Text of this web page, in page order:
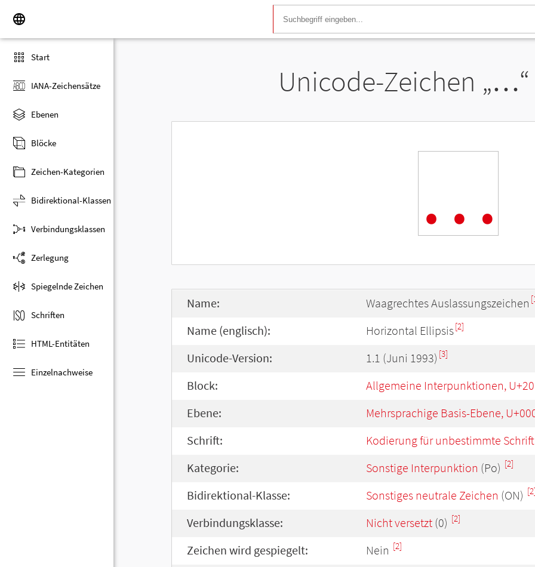
Start
IANA-Zeichensätze
Ebenen
Blöcke
Zeichen-Kategorien
Bidirektional-Klassen
Verbindungsklassen
Zerlegung
Spiegelnde Zeichen
Schriften
HTML-Entitäten
Einzelnachweise
Unicode-Zeichen „…
…
Name: Waagrechtes Auslassungszeichen
Name (englisch): Horizontal Ellipsis[2]
Unicode-Version: 1.1 (Juni 1993) [3]
Block:
Allgemeine Interpunktionen,
Ebene:
Mehrsprachige Basis-Ebene,
Schrift:
Kodierung für unbestimmte Schrift
Kategorie:
Sonstige Interpunktion (Po) [2]
Bidirektional-Klasse: Sonstiges neutrale Zeichen (ON)
Verbindungsklasse: Nicht versetzt (0) [2]
Zeichen wird gespiegelt: Nein [2]